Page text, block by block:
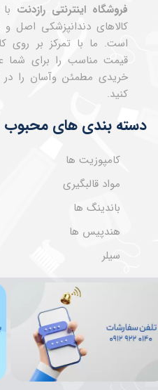
فروشگاه اینترنتی رازدنت
کالاهای دندانپزشکی اصل و
است. ما با تمرکز بر
قیمت مناسب را برای شما
خریدی مطمئن وآسان را در
کنید.
دسته بندی های محبوب
کامپوزیت ها
مواد قالبگیری
باندینگ ها
هندپیس ها
سیلر